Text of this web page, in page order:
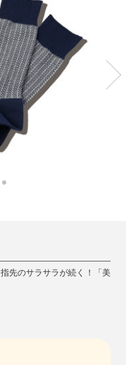
先のサラサラが続く！「美